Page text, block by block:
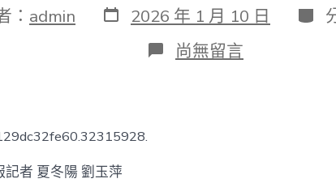
： admin 發
表
2026 年 1 月 10 日 分
類
在
〈到
尚無留言
記者 夏冬陽 劉玉萍